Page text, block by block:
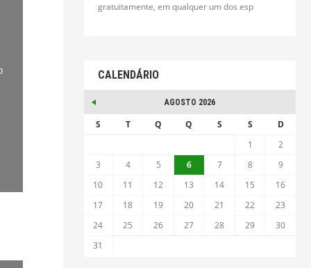
gratuitamente, em qualquer um dos esp
CALENDÁRIO
AGOSTO 2026
S T Q Q S S
D
1
2
3
4 5 6 7 8
9
10
11 12 13 14 15
16
17
18 19 20 21 22
23
24
25 26 27 28 29
30
31